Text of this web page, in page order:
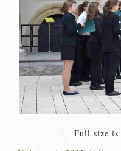
Full size is